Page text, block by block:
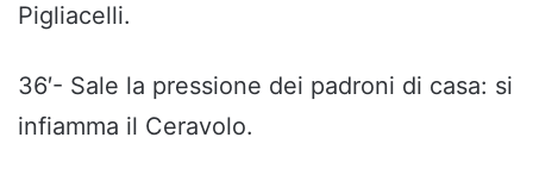
Pigliacelli.
36′- Sale la pressione dei padroni di casa: si
infiamma il Ceravolo.